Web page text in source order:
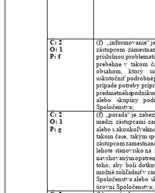
Č: 2
O: 1
P: f
(f) „informovanie“je
zástupcom
príslušnou
prebehne v takom
obsahom,
ktorý
uskutočniťpodrobné
prípade potreby
predmetnéhopodnikus
alebo
skupiny
Spoločenstva;
Č: 2
O: 1
P: g
(f) „porada“je
medzi zástupcami
alebo s akoukoľvek
takom čase, takým
zástupcom
lehote stanovisko na
navrhovaným
toho,
aby boli
možnézohľadniťv
Spoločenstva alebo
úrovni Spoločenstva;